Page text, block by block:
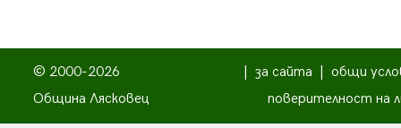
© 2000-2026
Община Лясковец
за сайта
общи
поверителност на